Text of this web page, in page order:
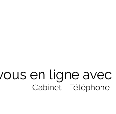
en ligne
Cabinet Téléphone